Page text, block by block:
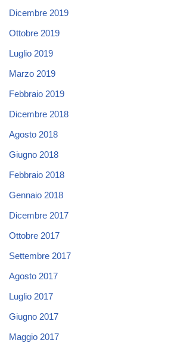
Dicembre 2019
Ottobre 2019
Luglio 2019
Marzo 2019
Febbraio 2019
Dicembre 2018
Agosto 2018
Giugno 2018
Febbraio 2018
Gennaio 2018
Dicembre 2017
Ottobre 2017
Settembre 2017
Agosto 2017
Luglio 2017
Giugno 2017
Maggio 2017